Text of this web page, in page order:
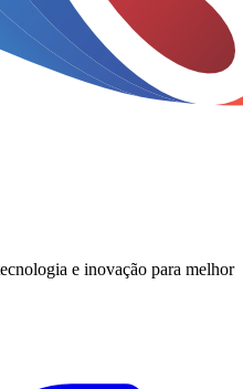
e inovação para melhor